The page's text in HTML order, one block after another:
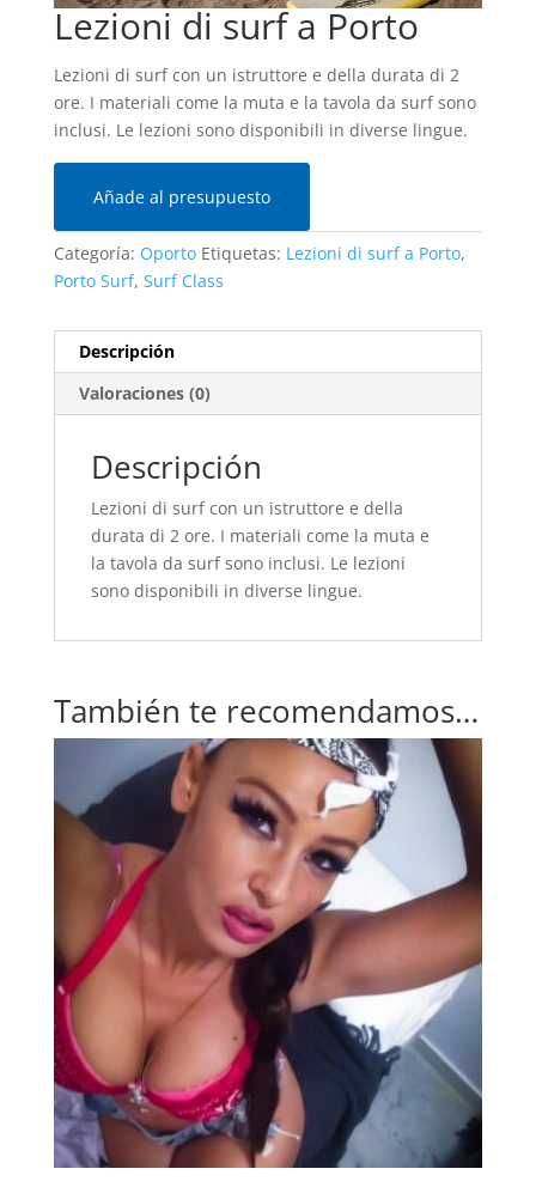
Lezioni di surf a Porto
Lezioni di surf con un istruttore e della durata di 2
ore. I materiali come la muta e la tavola da surf sono
inclusi. Le lezioni sono disponibili in diverse lingue.
Añade al presupuesto
Categoría: Oporto Etiquetas: Lezioni di surf a Porto,
Porto Surf, Surf Class
Descripción
Valoraciones (0)
Descripción
Lezioni di surf con un istruttore e della
durata di 2 ore. I materiali come la muta e
la tavola da surf sono inclusi. Le lezioni
sono disponibili in diverse lingue.
También te recomendamos…